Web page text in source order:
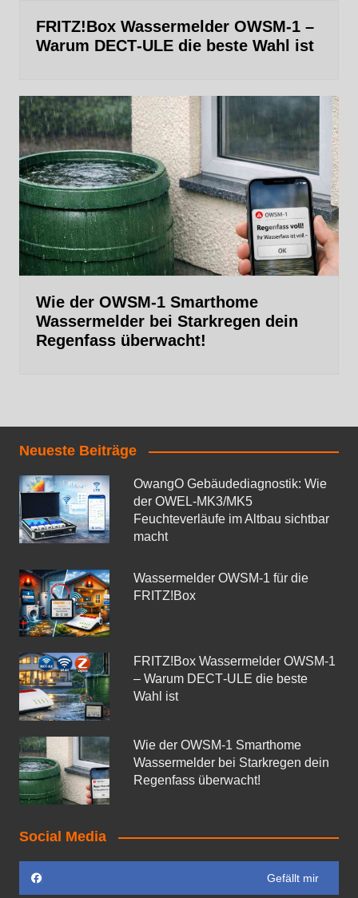
FRITZ!Box Wassermelder OWSM-1 –
Warum DECT‑ULE die beste Wahl ist
Wie der OWSM‑1 Smarthome
Wassermelder bei Starkregen dein
Regenfass überwacht!
Neueste Beiträge
OwangO Gebäudediagnostik: Wie
der OWEL‑MK3/MK5
Feuchteverläufe im Altbau sichtbar
macht
Wassermelder OWSM‑1 für die
FRITZ!Box
FRITZ!Box Wassermelder OWSM-1
– Warum DECT‑ULE die beste
Wahl ist
Wie der OWSM‑1 Smarthome
Wassermelder bei Starkregen dein
Regenfass überwacht!
Social Media
Gefällt mir